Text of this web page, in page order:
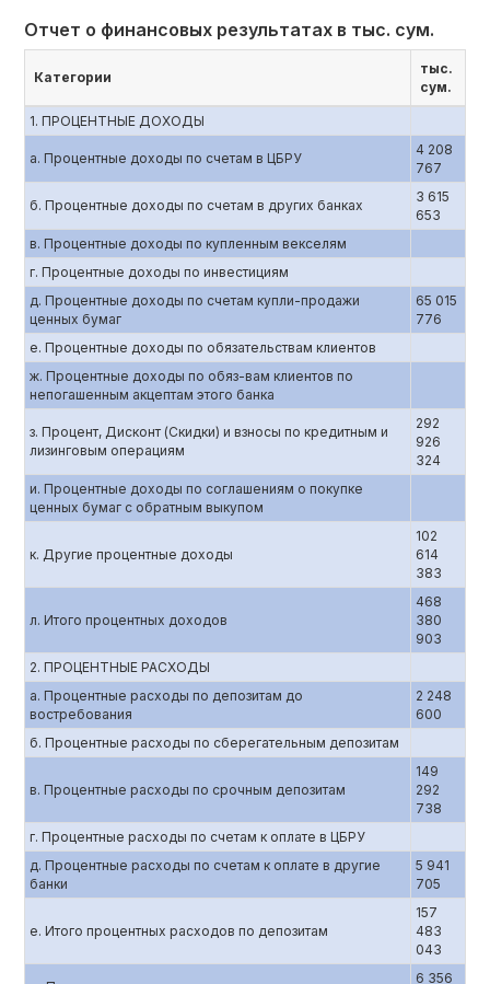
Отчет о финансовых результатах в тыс. сум.
Категории
тыс.
сум.
1. ПРОЦЕНТНЫЕ ДОХОДЫ
a. Процентные доходы по счетам в ЦБРУ
4 208
767
б. Процентные доходы по счетам в других банках
3 615
653
в. Процентные доходы по купленным векселям
г. Процентные доходы по инвестициям
д. Процентные доходы по счетам купли-продажи
ценных бумаг
65 015
776
е. Процентные доходы по обязательствам клиентов
ж. Процентные доходы по обяз-вам клиентов по
непогашенным акцептам этого банка
з. Процент, Дисконт (Скидки) и взносы по кредитным и
лизинговым операциям
292
926
324
и. Процентные доходы по соглашениям о покупке
ценных бумаг с обратным выкупом
к. Другие процентные доходы
102
614
383
л. Итого процентных доходов
468
380
903
2. ПРОЦЕНТНЫЕ РАСХОДЫ
а. Процентные расходы по депозитам до
востребования
2 248
600
б. Процентные расходы по сберегательным депозитам
в. Процентные расходы по срочным депозитам
149
292
738
г. Процентные расходы по счетам к оплате в ЦБРУ
д. Процентные расходы по счетам к оплате в другие
банки
5 941
705
е. Итого процентных расходов по депозитам
157
483
043
6 356